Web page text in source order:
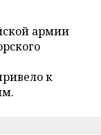
армии
к